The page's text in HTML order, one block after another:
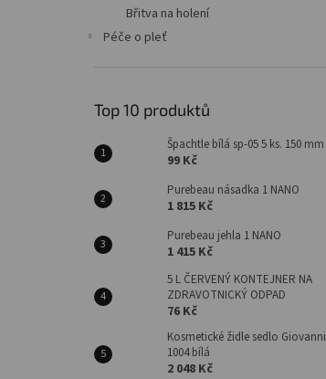
Břitva na holení
Péče o pleť
Top 10 produktů
Špachtle bílá sp-05 5 ks. 150 mm
99 Kč
Purebeau násadka 1 NANO
1 815 Kč
Purebeau jehla 1 NANO
1 415 Kč
5 L ČERVENÝ KONTEJNER NA
ZDRAVOTNICKÝ ODPAD
76 Kč
Kosmetické židle sedlo Giovanni
1004 bílá
2 048 Kč